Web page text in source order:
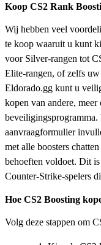
Koop CS2 Rank
Wij hebben veel
te koop waaruit u kunt
voor Silver-rangen tot
Elite-rangen, of zelfs
Eldorado.gg kunt u
kopen van andere,
aanvraagformulier
met alle boosters
behoeften voldoet. Dit
Counter-Strike-spelers
Hoe CS2 Boosting
Volg deze stappen om